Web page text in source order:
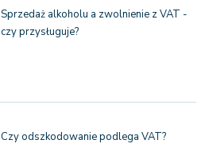
Sprzedaż alkoholu a zwolnienie z VAT -
czy przysługuje?
Czy odszkodowanie podlega VAT?